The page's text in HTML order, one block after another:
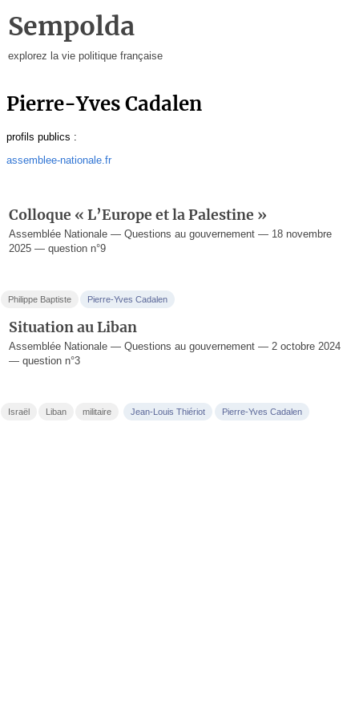
Sempolda
explorez la vie politique française
Pierre-Yves Cadalen
profils publics :
assemblee-nationale.fr
Colloque « L’Europe et la Palestine »
Assemblée Nationale — Questions au gouvernement — 18 novembre
2025 — question n°9
Philippe Baptiste Pierre-Yves Cadalen
Situation au Liban
Assemblée Nationale — Questions au gouvernement — 2 octobre 2024
— question n°3
Israël Liban militaire Jean-Louis Thiériot Pierre-Yves Cadalen